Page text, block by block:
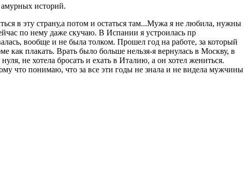
амурных историй.
в эту страну,а потом и остаться там...Мужа я не любила, нужны
по нему даже скучаю. В Испании я устроилась пр
вообще и не была толком. Прошел год на работе, за который
как плакать. Врать было больше нельзя-я вернулась в Москву, в
не хотела бросать и ехать в Италию, а он хотел жениться.
что понимаю, что за все эти годы не знала и не видела мужчины